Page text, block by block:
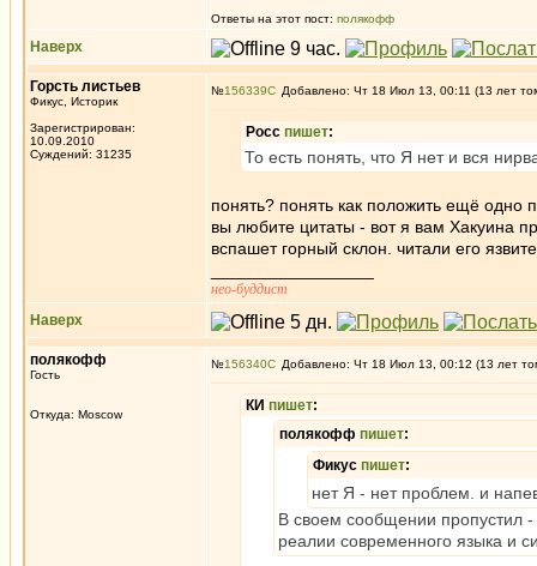
Ответы на этот пост: полякофф
Наверх
Горсть листьев
Фикус, Историк
Зарегистрирован:
10.09.2010
Суждений: 31235
№156339 Добавлено: Чт 18 Июл 13, 00:11 (13 лет
Росс пишет:
То есть понять, что Я нет и вся
понять? понять как положить ещё одно
вы любите цитаты - вот я вам Хакуина
вспашет горный склон. читали его
нео-буддист
Наверх
полякофф
Гость
Откуда: Moscow
№156340 Добавлено: Чт 18 Июл 13, 00:12 (13 лет
КИ пишет:
полякофф пишет:
Фикус пишет:
нет Я - нет проблем. и
В своем сообщении
реалии современного языка и